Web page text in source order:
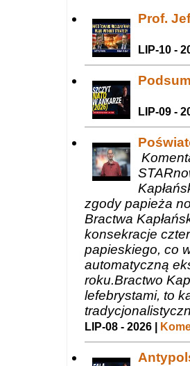
Prof.
LIP-10 -
LIP-09 -
zgody papieża
Bractwa
konsekracje
papieskiego, co
automatyczną
roku.Bractwo
lefebrystami, to
LIP-08 - 2026 |